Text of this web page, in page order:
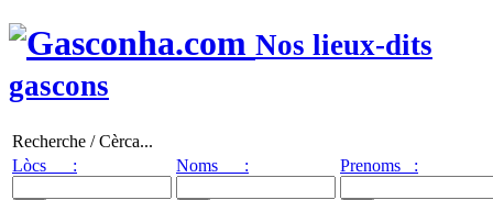
Nos lieux-dits
gascons
Recherche / Cèrca...
Lòcs :
Noms : Prenoms :